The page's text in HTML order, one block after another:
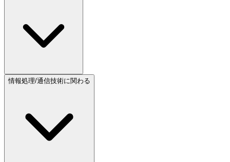
情報処理/通信技術に関わる